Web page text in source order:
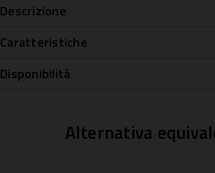
Descrizione
Caratteristiche
Disponibilità
Alternativa